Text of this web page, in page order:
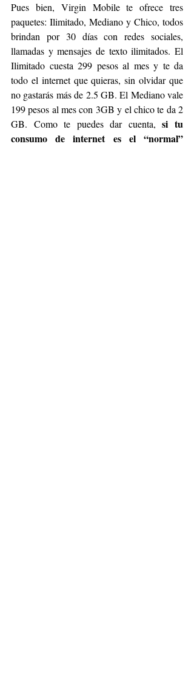
Pues bien, Virgin Mobile te ofrece tres
paquetes: Ilimitado, Mediano y Chico, todos
brindan por 30 días con redes sociales,
llamadas y mensajes de texto ilimitados. El
Ilimitado cuesta 299 pesos al mes y te da
todo el internet que quieras, sin olvidar que
no gastarás más de 2.5 GB. El Mediano vale
199 pesos al mes con 3GB y el chico te da 2
GB. Como te puedes dar cuenta, si tu
consumo de internet es el “normal”